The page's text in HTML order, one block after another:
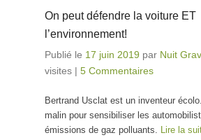
On peut défendre la voiture ET
l’environnement!
Publié le 17 juin 2019 par Nuit
visites | 5 Commentaires
Bertrand Usclat est un inventeur
malin pour sensibiliser les
émissions de gaz polluants.
Lire la